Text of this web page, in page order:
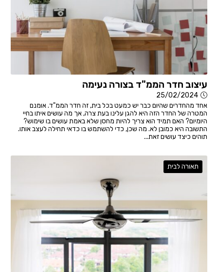
עיצוב חדר הממ"ד בצורה נעימה
25/02/2024
אחד מהחדרים שהיום כבר יש כמעט בכל בית, זה חדר הממ"ד. אומנם
המטרה של החדר הזה היא להגן עלינו בעת צרה, אך מה עושים איתו בחיי
היומיום? האם תמיד הוא צריך להיות מחסן שלא באמת עושים בו שימוש?
התשובה היא כמובן לא. מה שכן, כדי להשתמש בו כדאי תחילה לעצב אותו.
תוהים כיצד עושים זאת...
תאורה לבית